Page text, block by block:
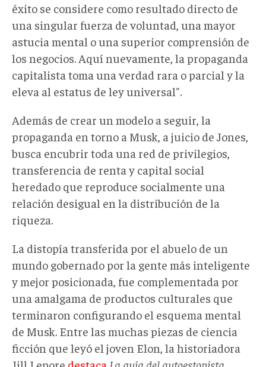
éxito se considere como resultado directo de
una singular fuerza de voluntad, una mayor
astucia mental o una superior comprensión de
los negocios. Aquí nuevamente, la propaganda
capitalista toma una verdad rara o parcial y la
eleva al estatus de ley universal".
Además de crear un modelo a seguir, la
propaganda en torno a Musk, a juicio de Jones,
busca encubrir toda una red de privilegios,
transferencia de renta y capital social
heredado que reproduce socialmente una
relación desigual en la distribución de la
riqueza.
La distopía transferida por el abuelo de un
mundo gobernado por la gente más inteligente
y mejor posicionada, fue complementada por
una amalgama de productos culturales que
terminaron configurando el esquema mental
de Musk. Entre las muchas piezas de ciencia
ficción que leyó el joven Elon, la historiadora